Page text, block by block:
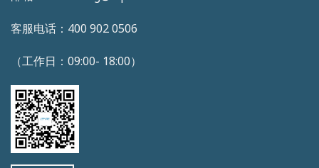
客服电话：400 902 0506
（工作日：09:00- 18:00）